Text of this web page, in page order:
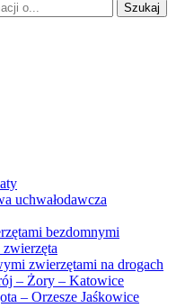
Szukaj
uchwałodawcza
bezdomnymi
zwierzętami na drogach
– Żory – Katowice
– Orzesze Jaśkowice